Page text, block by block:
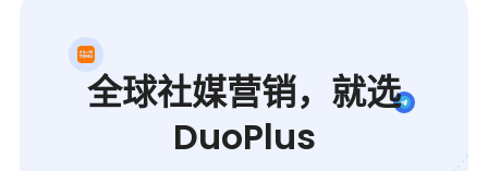
全球社媒营销，就选
DuoPlus